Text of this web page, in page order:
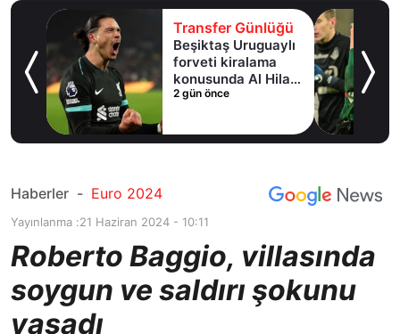
Transfer Günlüğü
Beşiktaş Uruguaylı
forveti kiralama
konusunda Al Hilal
ile anlaştı! Adım
2 gün önce
Haberler - Euro 2024
Yayınlanma :21 Haziran 2024 - 10:11
Roberto Baggio, villasında
soygun ve saldırı şokunu
yaşadı